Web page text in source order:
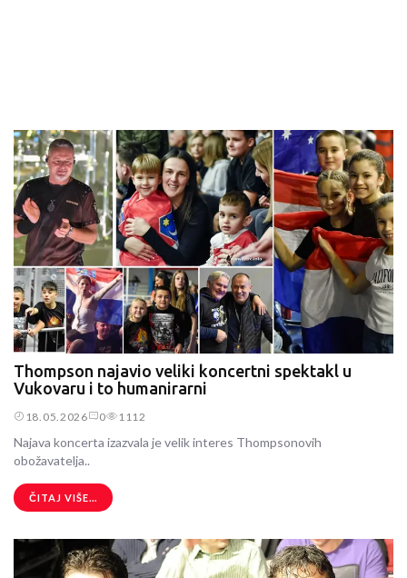
Thompson najavio veliki koncertni spektakl u
Vukovaru i to humanirarni
18.05.2026 0 1112
Najava koncerta izazvala je velik interes Thompsonovih
obožavatelja..
ČITAJ VIŠE...